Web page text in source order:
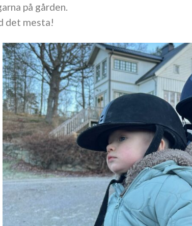
på gården.
det mesta!